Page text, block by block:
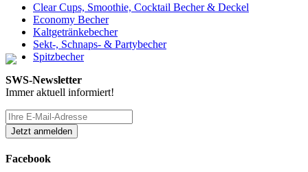
Clear Cups, Smoothie, Cocktail Becher & Deckel
Economy Becher
Kaltgetränkebecher
Sekt-, Schnaps- & Partybecher
Spitzbecher
SWS-Newsletter
Immer aktuell informiert!
Facebook